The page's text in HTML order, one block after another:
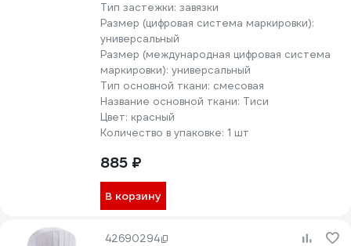
Тип застежки: завязки
Размер (цифровая система маркировки):
универсальный
Размер (международная цифровая система
маркировки): универсальный
Тип основной ткани: смесовая
Название основной ткани: Тиси
Цвет: красный
Количество в упаковке: 1 шт
885 ₽
В корзину
42690294